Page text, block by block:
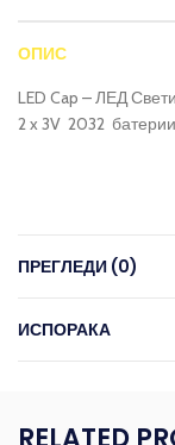
ОПИС
LED Cap – ЛЕД
2 x 3V 2032 батерии
ПРЕГЛЕДИ (0)
ИСПОРАКА